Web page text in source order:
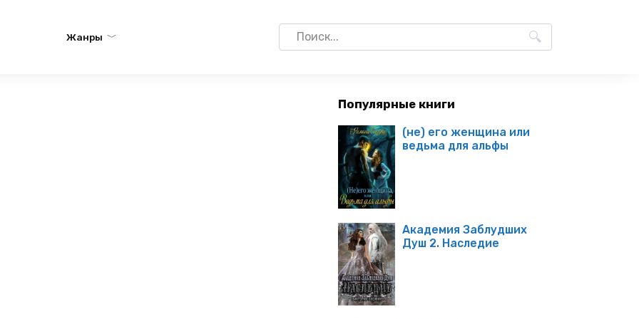
Жанры
Search
for:
Популярные книги
(не) его женщина или
ведьма для альфы
Академия Заблудших
Душ 2. Наследие